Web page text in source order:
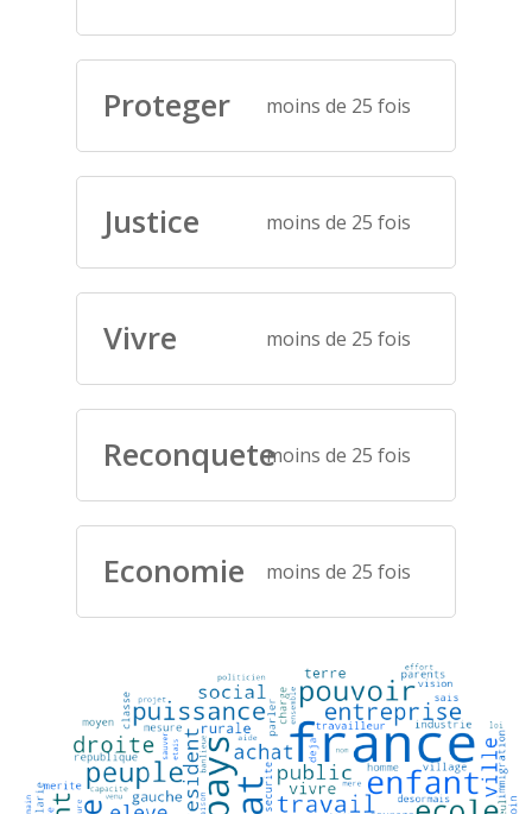
Proteger moins de 25 fois
Justice moins de 25 fois
Vivre moins de 25 fois
Reconquetemoins de 25 fois
Economie moins de 25 fois